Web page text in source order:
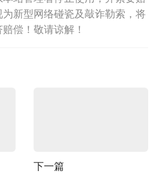
新型网络碰瓷及敲诈勒索，将
偿！敬请谅解！
下一篇